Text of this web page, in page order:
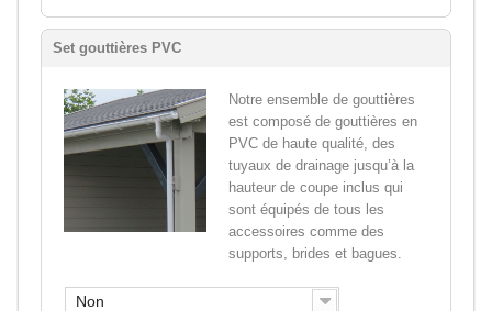
Set gouttières PVC
Notre ensemble de gouttières
est composé de gouttières en
PVC de haute qualité, des
tuyaux de drainage jusqu’à la
hauteur de coupe inclus qui
sont équipés de tous les
accessoires comme des
supports, brides et bagues.
Non